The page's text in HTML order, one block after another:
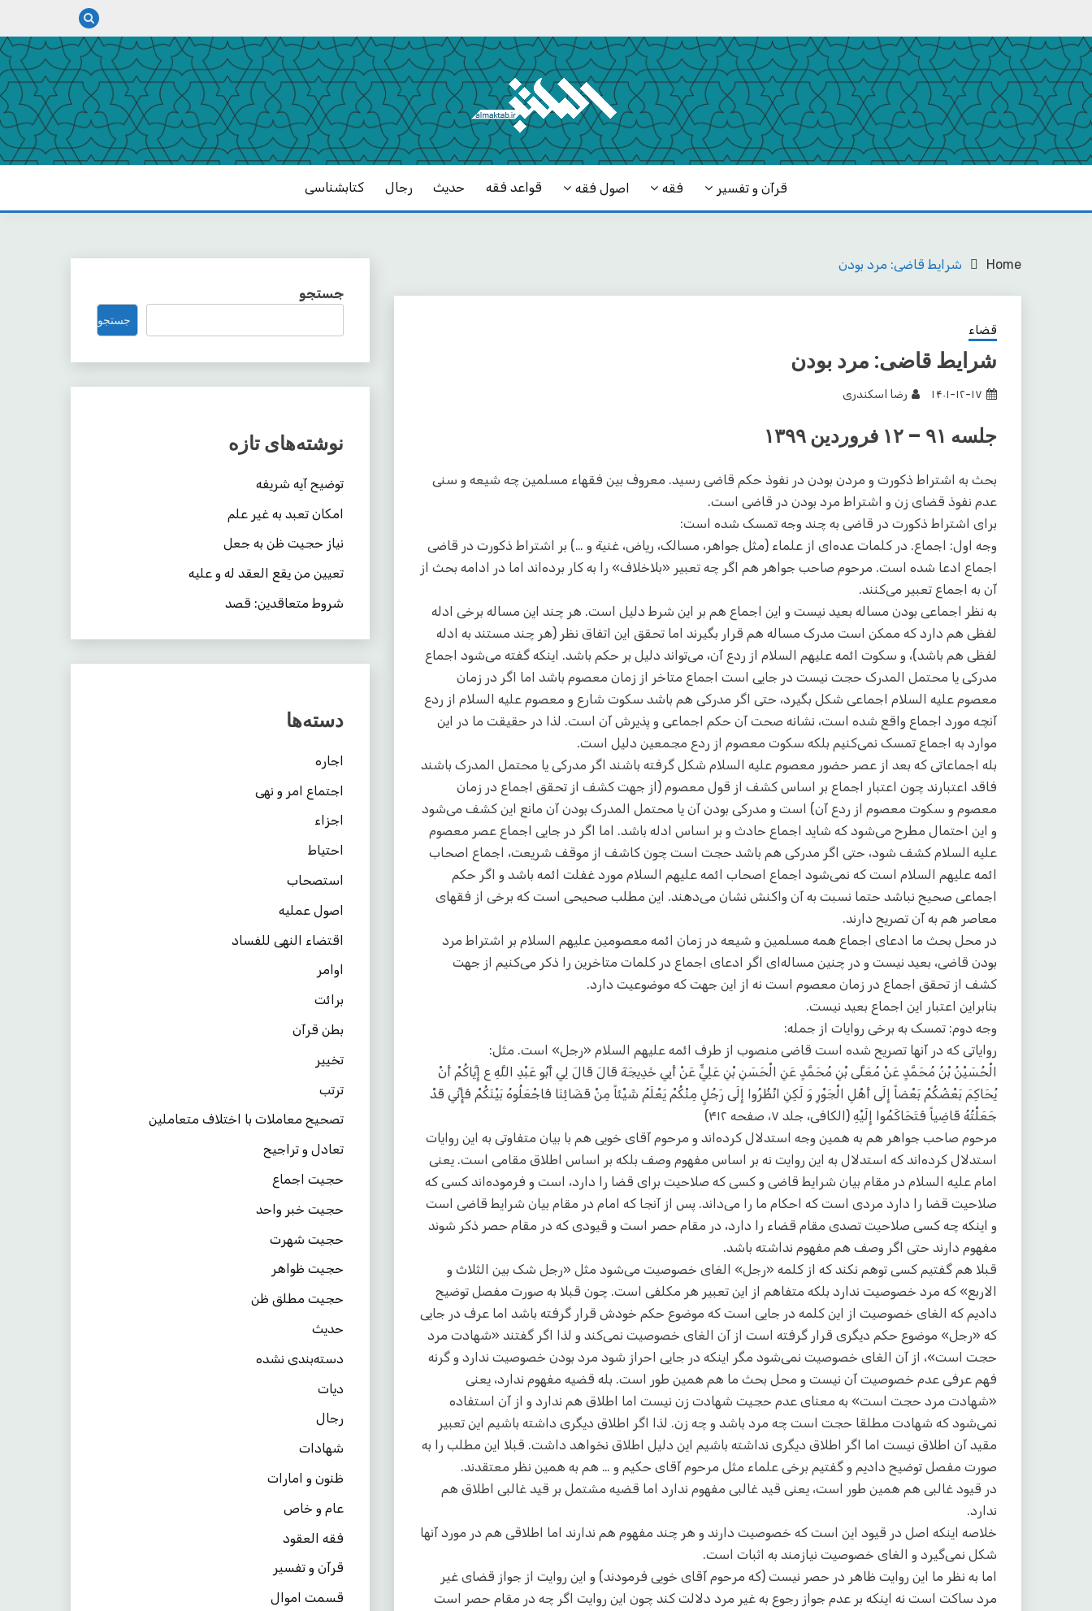
content
مکتب
یادداشت‌های رضا اسکندری
قرآن و تفسیر فقه اصول فقه قواعد فقه حدیث رجال کتابشناسی
Home شرایط قاضی: مرد بودن
قضاء
شرایط قاضی: مرد بودن
۱۴۰۱-۱۲-۱۷ رضا اسکندری
جلسه ۹۱ – ۱۲ فروردین ۱۳۹۹
بحث به اشتراط ذکورت و مردن بودن در نفوذ حکم قاضی رسید. معروف بین فقهاء مسلمین چه شیعه و سنی
عدم نفوذ قضای زن و اشتراط مرد بودن در قاضی است.
برای اشتراط ذکورت در قاضی به چند وجه تمسک شده است:
وجه اول: اجماع. در کلمات عده‌ای از علماء (مثل جواهر، مسالک، ریاض، غنیة و …) بر اشتراط ذکورت در قاضی
اجماع ادعا شده است. مرحوم صاحب جواهر هم اگر چه تعبیر «بلاخلاف» را به کار برده‌اند اما در ادامه بحث از
آن به اجماع تعبیر می‌کنند.
به نظر اجماعی بودن مساله بعید نیست و این اجماع هم بر این شرط دلیل است. هر چند این مساله برخی ادله
لفظی هم دارد که ممکن است مدرک مساله هم قرار بگیرند اما تحقق این اتفاق نظر (هر چند مستند به ادله
لفظی هم باشد)، و سکوت ائمه علیهم السلام از ردع آن، می‌تواند دلیل بر حکم باشد. اینکه گفته می‌شود اجماع
مدرکی یا محتمل المدرک حجت نیست در جایی است اجماع متاخر از زمان معصوم باشد اما اگر در زمان
معصوم علیه السلام اجماعی شکل بگیرد، حتی اگر مدرکی هم باشد سکوت شارع و معصوم علیه السلام از ردع
آنچه مورد اجماع واقع شده است، نشانه صحت آن حکم اجماعی و پذیرش آن است. لذا در حقیقت ما در این
موارد به اجماع تمسک نمی‌کنیم بلکه سکوت معصوم از ردع مجمعین دلیل است.
بله اجماعاتی که بعد از عصر حضور معصوم علیه السلام شکل گرفته باشند اگر مدرکی یا محتمل المدرک باشند
فاقد اعتبارند چون اعتبار اجماع بر اساس کشف از قول معصوم (از جهت کشف از تحقق اجماع در زمان
معصوم و سکوت معصوم از ردع آن) است و مدرکی بودن آن یا محتمل المدرک بودن آن مانع این کشف می‌شود
و این احتمال مطرح می‌شود که شاید اجماع حادث و بر اساس ادله باشد. اما اگر در جایی اجماع عصر معصوم
علیه السلام کشف شود، حتی اگر مدرکی هم باشد حجت است چون کاشف از موقف شریعت، اجماع اصحاب
ائمه علیهم السلام است که نمی‌شود اجماع اصحاب ائمه علیهم السلام مورد غفلت ائمه باشد و اگر حکم
اجماعی صحیح نباشد حتما نسبت به آن واکنش نشان می‌دهند. این مطلب صحیحی است که برخی از فقهای
معاصر هم به آن تصریح دارند.
در محل بحث ما ادعای اجماع همه مسلمین و شیعه در زمان ائمه معصومین علیهم السلام بر اشتراط مرد
بودن قاضی، بعید نیست و در چنین مساله‌ای اگر ادعای اجماع در کلمات متاخرین را ذکر می‌کنیم از جهت
کشف از تحقق اجماع در زمان معصوم است نه از این جهت که موضوعیت دارد.
بنابراین اعتبار این اجماع بعید نیست.
وجه دوم: تمسک به برخی روایات از جمله:
روایاتی که در آنها تصریح شده است قاضی منصوب از طرف ائمه علیهم السلام «رجل» است. مثل:
الْحُسَيْنُ بْنُ مُحَمَّدٍ عَنْ مُعَلَّى بْنِ مُحَمَّدٍ عَنِ الْحَسَنِ بْنِ عَلِيٍّ عَنْ أَبِي خَدِيجَةَ قَالَ قَالَ لِي أَبُو عَبْدِ اللَّهِ ع إِيَّاكُمْ أَنْ
يُحَاكِمَ بَعْضُكُمْ بَعْضاً إِلَى أَهْلِ الْجَوْرِ وَ لَكِنِ انْظُرُوا إِلَى رَجُلٍ مِنْكُمْ يَعْلَمُ شَيْئاً مِنْ قَضَائِنَا فَاجْعَلُوهُ بَيْنَكُمْ فَإِنِّي قَدْ
جَعَلْتُهُ قَاضِياً فَتَحَاكَمُوا إِلَيْهِ‌ (الکافی، جلد ۷، صفحه ۴۱۲)
مرحوم صاحب جواهر هم به همین وجه استدلال کرده‌اند و مرحوم آقای خویی هم با بیان متفاوتی به این روایات
استدلال کرده‌اند که استدلال به این روایت نه بر اساس مفهوم وصف بلکه بر اساس اطلاق مقامی است. یعنی
امام علیه السلام در مقام بیان شرایط قاضی و کسی که صلاحیت برای قضا را دارد، است و فرموده‌اند کسی که
صلاحیت قضا را دارد مردی است که احکام ما را می‌داند. پس از آنجا که امام در مقام بیان شرایط قاضی است
و اینکه چه کسی صلاحیت تصدی مقام قضاء را دارد، در مقام حصر است و قیودی که در مقام حصر ذکر شوند
مفهوم دارند حتی اگر وصف هم مفهوم نداشته باشد.
قبلا هم گفتیم کسی توهم نکند که از کلمه «رجل» الغای خصوصیت می‌شود مثل «رجل شک بین الثلاث و
الاربع» که مرد خصوصیت ندارد بلکه متفاهم از این تعبیر هر مکلفی است. چون قبلا به صورت مفصل توضیح
دادیم که الغای خصوصیت از این کلمه در جایی است که موضوع حکم خودش قرار گرفته باشد اما عرف در جایی
که «رجل» موضوع حکم دیگری قرار گرفته است از آن الغای خصوصیت نمی‌کند و لذا اگر گفتند «شهادت مرد
حجت است»، از آن الغای خصوصیت نمی‌شود مگر اینکه در جایی احراز شود مرد بودن خصوصیت ندارد و گرنه
فهم عرفی عدم خصوصیت آن نیست و محل بحث ما هم همین طور است. بله قضیه مفهوم ندارد، یعنی
«شهادت مرد حجت است» به معنای عدم حجیت شهادت زن نیست اما اطلاق هم ندارد و از آن استفاده
نمی‌شود که شهادت مطلقا حجت است چه مرد باشد و چه زن. لذا اگر اطلاق دیگری داشته باشیم این تعبیر
مقید آن اطلاق نیست اما اگر اطلاق دیگری نداشته باشیم این دلیل اطلاق نخواهد داشت. قبلا این مطلب را به
صورت مفصل توضیح دادیم و گفتیم برخی علماء مثل مرحوم آقای حکیم و … هم به همین نظر معتقدند.
در قیود غالبی هم همین طور است، یعنی قید غالبی مفهوم ندارد اما قضیه مشتمل بر قید غالبی اطلاق هم
ندارد.
خلاصه اینکه اصل در قیود این است که خصوصیت دارند و هر چند مفهوم هم ندارند اما اطلاقی هم در مورد آنها
شکل نمی‌گیرد و الغای خصوصیت نیازمند به اثبات است.
اما به نظر ما این روایت ظاهر در حصر نیست (که مرحوم آقای خویی فرمودند) و این روایت از جواز قضای غیر
مرد ساکت است نه اینکه بر عدم جواز رجوع به غیر مرد دلالت کند چون این روایت اگر چه در مقام حصر است
جستجو
جستجو
نوشته‌های تازه
توضیح آیه شریفه
امکان تعبد به غیر علم
نیاز حجیت ظن به جعل
تعیین من یقع العقد له و علیه
شروط متعاقدین: قصد
دسته‌ها
اجاره
اجتماع امر و نهی
اجزاء
احتیاط
استصحاب
اصول عملیه
اقتضاء النهی للفساد
اوامر
برائت
بطن قرآن
تخییر
ترتب
تصحیح معاملات با اختلاف متعاملین
تعادل و تراجیح
حجیت اجماع
حجیت خبر واحد
حجیت شهرت
حجیت ظواهر
حجیت مطلق ظن
حدیث
دسته‌بندی نشده
دیات
رجال
شهادات
ظنون و امارات
عام و خاص
فقه العقود
قرآن و تفسیر
قسمت اموال